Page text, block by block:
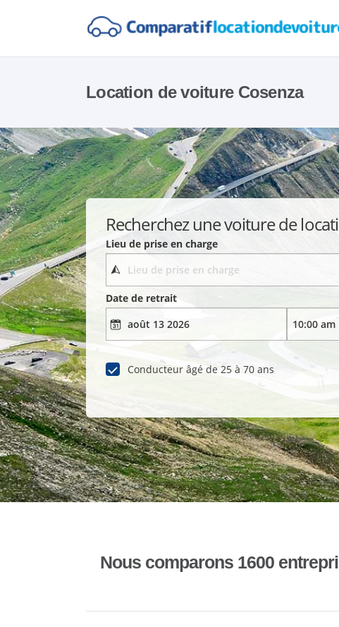
Location de voiture Cosenza
Recherchez une voiture de
Lieu de prise en charge
Date de retrait
Conducteur âgé de 25 à 70 ans
Nous comparons 1600